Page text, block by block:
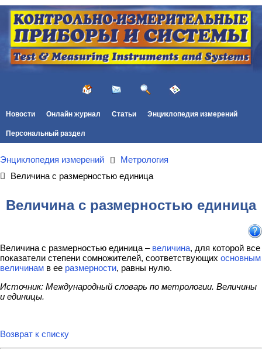
Новости Онлайн журнал Статьи Энциклопедия измерений
Персональный раздел
Энциклопедия измерений
Метрология
Величина с размерностью единица
Величина с размерностью единица
Величина с размерностью единица – величина, для которой все
показатели степени сомножителей, соответствующих основным
величинам в ее размерности, равны нулю.
Источник: Международный словарь по метрологии. Величины
и единицы.
Возврат к списку